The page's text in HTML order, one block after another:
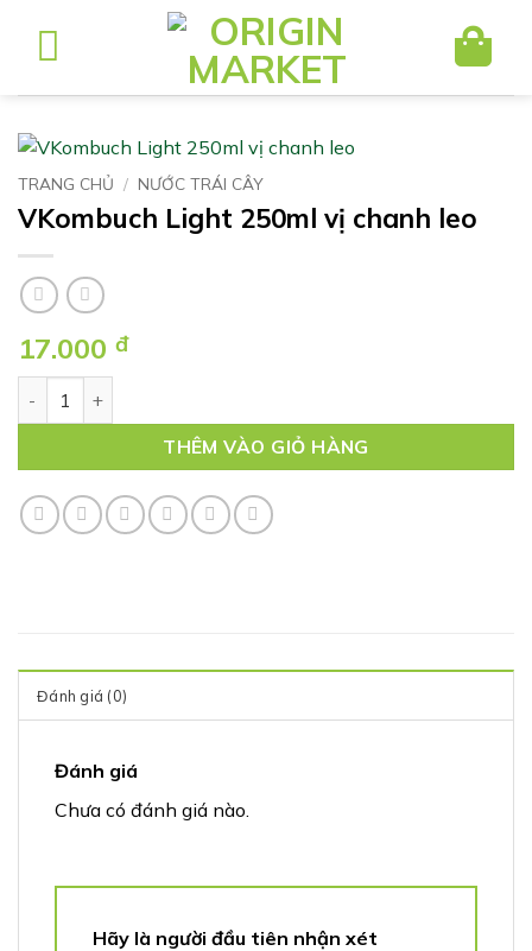
dung
TRANG CHỦ / NƯỚC TRÁI CÂY
VKombuch Light 250ml vị chanh leo
17.000 đ
THÊM VÀO GIỎ HÀNG
Đánh giá (0)
Đánh giá
Chưa có đánh giá nào.
Hãy là người đầu tiên nhận xét